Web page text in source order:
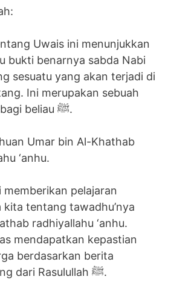
Uwais ini menunjukkan
bukti benarnya sabda Nabi
Ini merupakan sebuah
mukjizat bagi beliau ﷺ.
Umar bin Al-Khathab
‘anhu.
memberikan pelajaran
tentang tawadhu’nya
radhiyallahu ‘anhu.
mendapatkan kepastian
berdasarkan berita
gembira langsung dari Rasulullah ﷺ.